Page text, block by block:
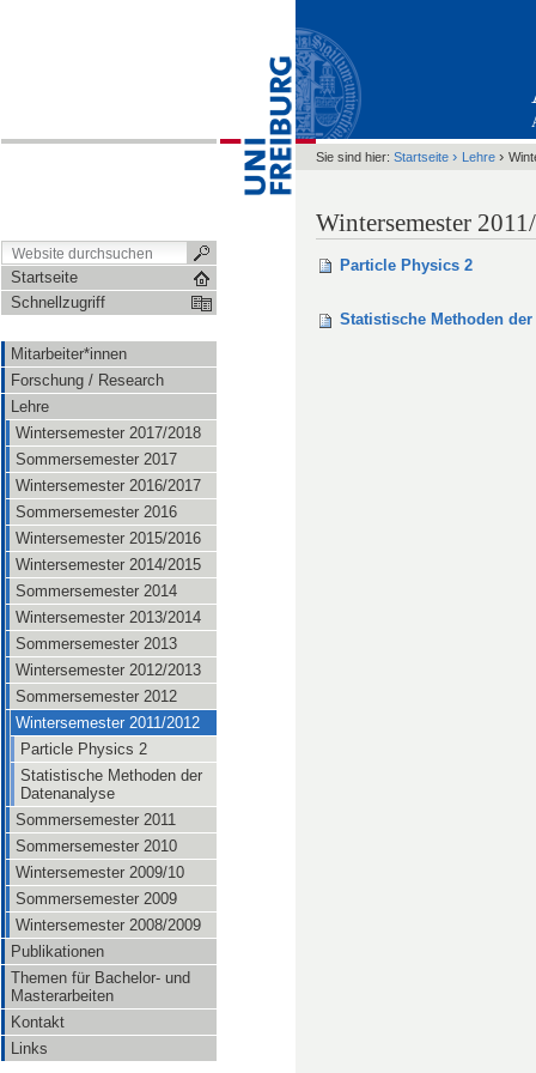
Startseite
Schnellzugriff
Mitarbeiter*innen
Forschung / Research
Lehre
Wintersemester 2017/2018
Sommersemester 2017
Wintersemester 2016/2017
Sommersemester 2016
Wintersemester 2015/2016
Wintersemester 2014/2015
Sommersemester 2014
Wintersemester 2013/2014
Sommersemester 2013
Wintersemester 2012/2013
Sommersemester 2012
Wintersemester 2011/2012
Particle Physics 2
Statistische Methoden der
Datenanalyse
Sommersemester 2011
Sommersemester 2010
Wintersemester 2009/10
Sommersemester 2009
Wintersemester 2008/2009
Publikationen
Themen für Bachelor- und
Masterarbeiten
Kontakt
Links
Sie sind hier: Startseite › Lehre ›
Wintersemester
Particle Physics 2
Statistische Methoden der